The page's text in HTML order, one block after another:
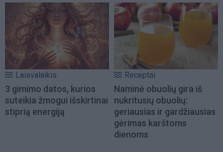
Laisvalaikis
3 gimimo datos, kurios
suteikia žmogui išskirtinai
stiprią energiją
Receptai
Naminė obuolių gira iš
nukritusių obuolių:
geriausias ir gardžiausias
gėrimas karštoms
dienoms